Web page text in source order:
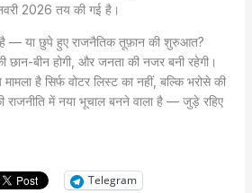
2026 तय की गई है।
है — या छुपे हुए राजनैतिक तूफ़ान की शुरुआत?
बीन होगी, और जनता की नजर बनी रहेगी।
है सिर्फ वोटर लिस्ट का नहीं, बल्कि भरोसे की
में नया भूचाल बनने वाला है — जुड़े रहिए
Telegram